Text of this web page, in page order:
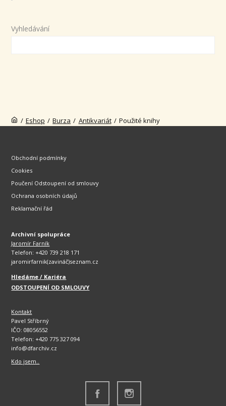
Vyhledávání
/ Eshop / Burza / Antikvariát / Použité knihy
Obchodní podmínky
Cookies
Poučení Odstoupení od smlouvy
Ochrana osobních údajů
Reklamační řád
Archivní spolupráce
Jaromír Farník
Telefon: +420 739 218 171
jaromirfarnik(zavináč)seznam.cz
Hledáme / Kariéra
ODSTOUPENÍ OD SMLOUVY
Kontakt
Pavel Stříbrný
IČO: 08056552
Telefon: +420 775 327 094
info@dfarchiv.cz
Kdo jsem..